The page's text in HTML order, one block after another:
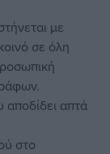
με
σε όλη
αποδίδει απτά
στο